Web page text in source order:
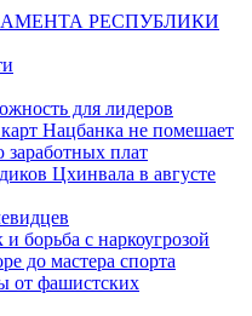
РЕСПУБЛИКИ
для лидеров
Нацбанка не помешает
плат
Цхинвала в августе
борьба с наркоугрозой
до мастера спорта
от фашистских